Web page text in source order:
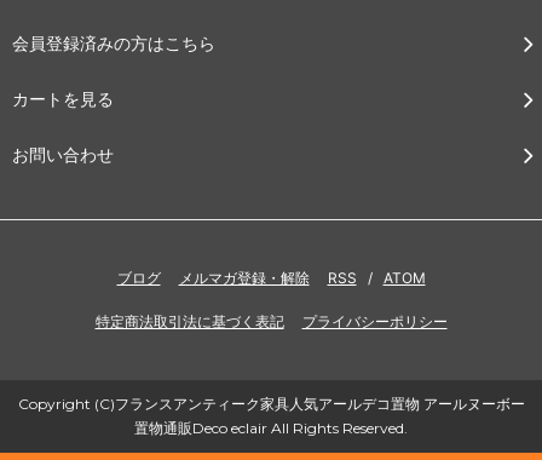
会員登録済みの方はこちら
カートを見る
お問い合わせ
ブログ メルマガ登録・解除 RSS / ATOM
特定商法取引法に基づく表記 プライバシーポリシー
Copyright (C)フランスアンティーク家具人気アールデコ置物 アールヌーボー
置物通販Deco eclair All Rights Reserved.